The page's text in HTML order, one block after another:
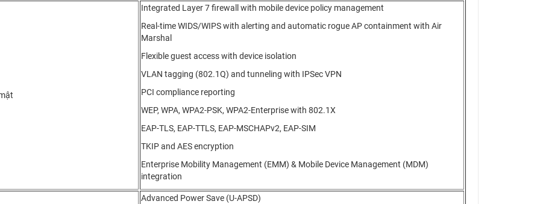
Integrated Layer 7 firewall with mobile device policy management
Real-time WIDS/WIPS with alerting and automatic rogue AP containment with Air
Marshal
Flexible guest access with device isolation
VLAN tagging (802.1Q) and tunneling with IPSec VPN
PCI compliance reporting
WEP, WPA, WPA2-PSK, WPA2-Enterprise with 802.1X
EAP-TLS, EAP-TTLS, EAP-MSCHAPv2, EAP-SIM
TKIP and AES encryption
Enterprise Mobility Management (EMM) & Mobile Device Management (MDM)
integration
Advanced Power Save (U-APSD)